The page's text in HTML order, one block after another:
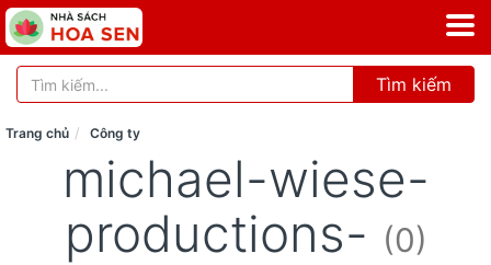
Tìm kiếm
Trang chủ Công ty
michael-wiese-
productions- (0)